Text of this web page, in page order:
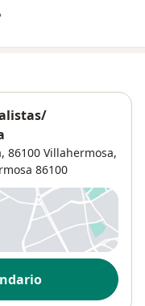
86100 Villahermosa,
86100
en una nueva